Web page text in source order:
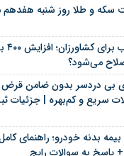
می‌شود؟
بی دردسر بدون ضامن قرض
سریع و کم‌بهره | جزئیات
بدنه خودرو؛ راهنمای
پاسخ به سوالات رایج